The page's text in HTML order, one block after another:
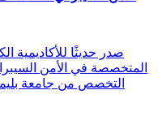
المتخصصة في الأمن
التخصص من جامعة